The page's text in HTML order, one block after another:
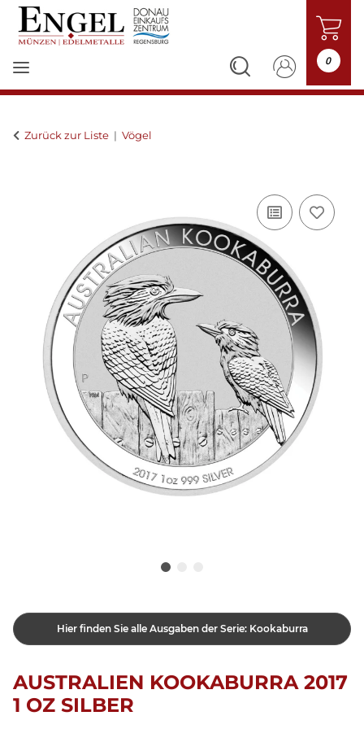
0
Zurück zur Liste Vögel
Hier finden Sie alle Ausgaben der Serie: Kookaburra
AUSTRALIEN KOOKABURRA 2017
1 OZ SILBER